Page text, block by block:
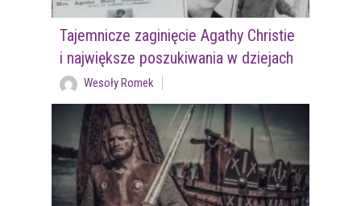
Tajemnicze zaginięcie Agathy Christie
i największe poszukiwania w dziejach
Wesoły Romek